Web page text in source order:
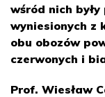
wśród nich
wyniesionych z
obu obozów
czerwonych i
Prof. Wiesław